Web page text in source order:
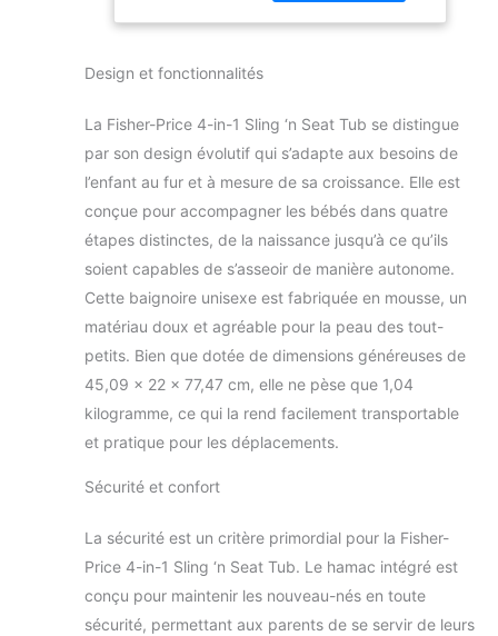
glisser et soutenir
les sièges instables,
plus 2 jouets pour
Retirez l'écharpe et
l'insert Sit-Me-Up
pour une baignoire
spacieuse pour
11,3 kg Bouchon de
vidange pratique et
crochet pour le
séchage et le
rangement peu
adultes
Design et fonctionnalités
La Fisher-Price 4-in-1 Sling ‘n Seat Tub se distingue
par son design évolutif qui s’adapte aux besoins de
l’enfant au fur et à mesure de sa croissance. Elle est
conçue pour accompagner les bébés dans quatre
étapes distinctes, de la naissance jusqu’à ce qu’ils
soient capables de s’asseoir de manière autonome.
Cette baignoire unisexe est fabriquée en mousse, un
matériau doux et agréable pour la peau des tout-
petits. Bien que dotée de dimensions généreuses de
45,09 x 22 x 77,47 cm, elle ne pèse que 1,04
kilogramme, ce qui la rend facilement transportable
et pratique pour les déplacements.
Sécurité et confort
La sécurité est un critère primordial pour la Fisher-
Price 4-in-1 Sling ‘n Seat Tub. Le hamac intégré est
conçu pour maintenir les nouveau-nés en toute
sécurité, permettant aux parents de se servir de leurs